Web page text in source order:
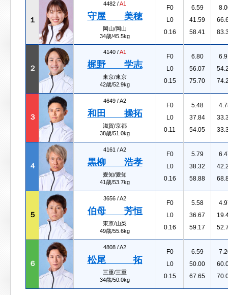
１
4482 /A1
守屋 美穂
岡山/岡山
34歳/45.5kg
F0
L0
0.16
6.59
41.59
58.41
２
4140 /A1
梶野 学志
東京/東京
42歳/52.9kg
F0
L0
0.15
6.80
56.07
75.70
３
4649 /A2
和田 操拓
滋賀/京都
38歳/51.0kg
F0
L0
0.11
5.48
37.84
54.05
４
4161 /A2
黒柳 浩孝
愛知/愛知
41歳/53.7kg
F0
L0
0.16
5.79
38.32
58.88
５
3656 /A2
伯母 芳恒
東京/山梨
49歳/55.6kg
F0
L0
0.16
5.58
36.67
59.17
６
4808 /A2
松尾 拓
三重/三重
34歳/50.0kg
F0
L0
0.15
6.59
50.00
67.65